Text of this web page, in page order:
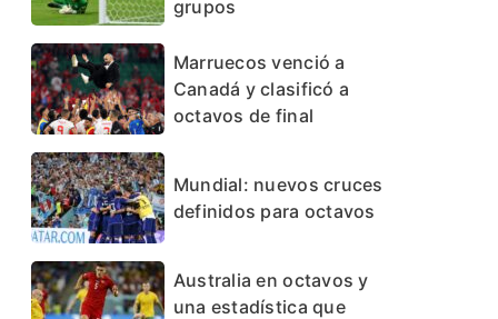
grupos
Marruecos venció a
Canadá y clasificó a
octavos de final
Mundial: nuevos cruces
definidos para octavos
Australia en octavos y
una estadística que